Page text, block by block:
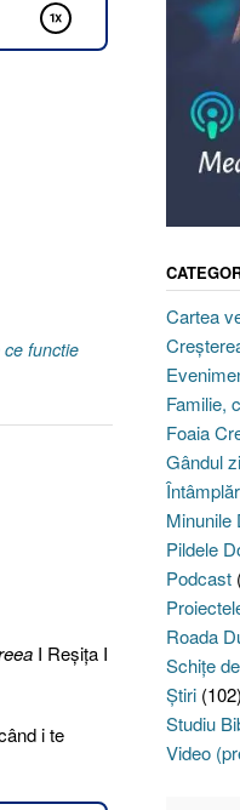
functie
I Reşiţa I
i te
Cartea
Familie,
Foaia
Gândul
Minunile
Pildele
Podcast
Roada
Schiţe
Ştiri(102)
Studiu
Video